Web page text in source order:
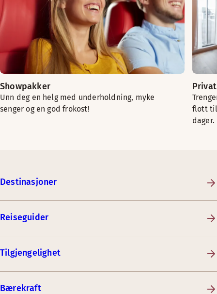
Showpakker
Unn deg en helg med underholdning, myke
senger og en god frokost!
flott
dager.
Destinasjoner
Reiseguider
Tilgjengelighet
Bærekraft